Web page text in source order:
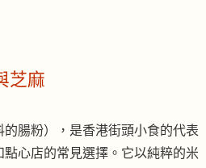
芝麻
腸粉），是香港街頭小食的代表
心店的常見選擇。它以純粹的米